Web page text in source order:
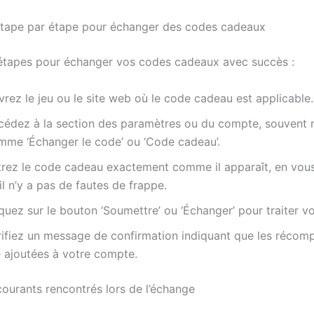
par étape pour échanger des codes cadeaux
pour échanger vos codes cadeaux avec succès :
le jeu ou le site web où le code cadeau est applicable.
à la section des paramètres ou du compte, souvent
‘Échanger le code’ ou ‘Code cadeau’.
le code cadeau exactement comme il apparaît, en
n’y a pas de fautes de frappe.
sur le bouton ‘Soumettre’ ou ‘Échanger’ pour traiter
un message de confirmation indiquant que les
ajoutées à votre compte.
rencontrés lors de l’échange